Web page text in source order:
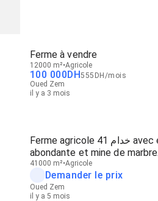
Ferme à vendre
12000 m² Agricole
100 000DH555 DH /mois
Oued Zem
il y a 3 mois
Ferme agricole 41 خدام avec eau
abondante et mine de marbre
partielle
41000 m² Agricole
Demander le prix
Oued Zem
il y a 5 mois